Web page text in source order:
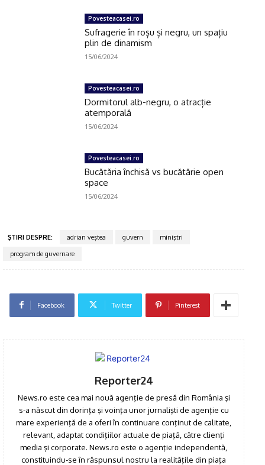
Povesteacasei.ro
Sufragerie în roșu și negru, un spațiu
plin de dinamism
15/06/2024
Povesteacasei.ro
Dormitorul alb-negru, o atracție
atemporală
15/06/2024
Povesteacasei.ro
Bucătăria închisă vs bucătărie open
space
15/06/2024
ŞTIRI DESPRE: adrian veştea guvern
miniştri
program de guvernare
Facebook Twitter Pinterest
Reporter24
News.ro este cea mai nouă agenţie de presă din România şi
s-a născut din dorinţa şi voinţa unor jurnalişti de agenţie cu
mare experienţă de a oferi în continuare conţinut de calitate,
relevant, adaptat condiţiilor actuale de piaţă, către clienţi
media şi corporate. News.ro este o agenţie independentă,
constituindu-se în răspunsul nostru la realităţile din piaţa